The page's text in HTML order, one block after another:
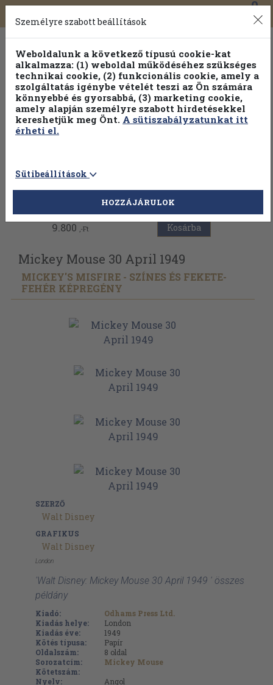
Toggle
navigation
0
Vissza az előző oldalra
9.800 ,-Ft Kosárba
Mickey Mouse 30 April 1949
MICKEY'S MISFIRE - SZÍNES ÉS FEKETE-
FEHÉR KÉPREGÉNY
SZERZŐ
Walt Disney
GRAFIKUS
Walt Disney
London
'Walt Disney: Mickey Mouse 30 April 1949 ' összes
példány
Kiadó:
Odhams Press Ltd.
Kiadás helye:
London
Kiadás éve:
1949
Kötés típusa:
Papír
Oldalszám:
8 oldal
Sorozatcím:
Mickey Mouse
Kötetszám:
Nyelv:
Angol
Személyre szabott beállítások
Weboldalunk a következő típusú cookie-kat
alkalmazza: (1) weboldal működéséhez szükséges
technikai cookie, (2) funkcionális cookie, amely a
szolgáltatás igénybe vételét teszi az Ön számára
könnyebbé és gyorsabbá, (3) marketing cookie,
amely alapján személyre szabott hirdetésekkel
kereshetjük meg Önt. A sütiszabályzatunkat itt
érheti el.
Sütibeállítások
HOZZÁJÁRULOK